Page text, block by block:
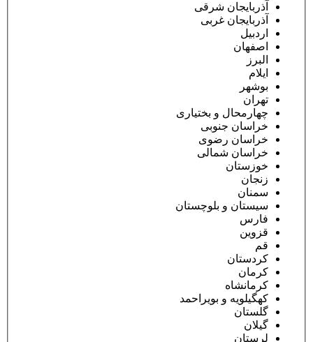
آذربایجان شرقی
آذربایجان غربی
اردبیل
اصفهان
البرز
ایلام
بوشهر
تهران
چهارمحال و بختیاری
خراسان جنوبی
خراسان رضوی
خراسان شمالی
خوزستان
زنجان
سمنان
سیستان و بلوچستان
فارس
قزوین
قم
کردستان
کرمان
کرمانشاه
کهگیلویه و بویراحمد
گلستان
گیلان
لرستان